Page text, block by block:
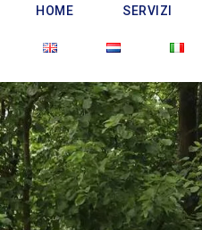
HOME SERVIZI